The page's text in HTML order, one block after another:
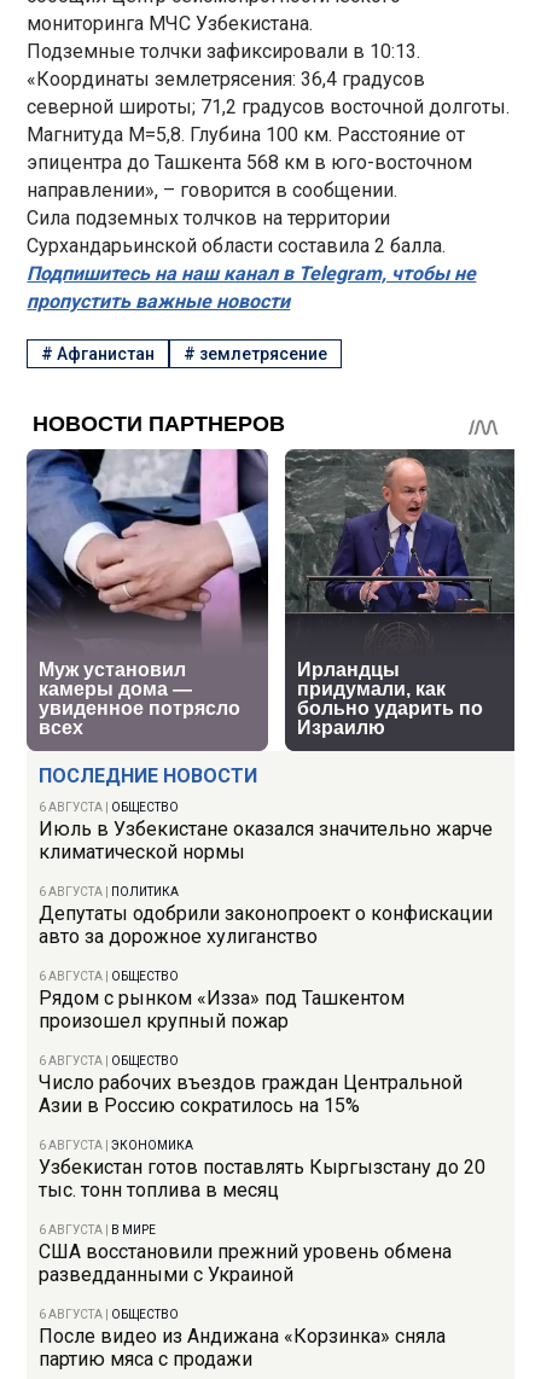
ПОСЛЕДНИЕ НОВОСТИ
6 АВГУСТА ОБЩЕСТВО
Июль в Узбекистане оказался значительно жарче
климатической нормы
6 АВГУСТА ПОЛИТИКА
Депутаты одобрили законопроект о конфискации
авто за дорожное хулиганство
6 АВГУСТА ОБЩЕСТВО
Рядом с рынком «Изза» под Ташкентом
произошел крупный пожар
6 АВГУСТА ОБЩЕСТВО
Число рабочих въездов граждан Центральной
Азии в Россию сократилось на 15%
6 АВГУСТА |ЭКОНОМИКА
Узбекистан готов поставлять Кыргызстану до 20
тыс. тонн топлива в месяц
6 АВГУСТА В МИРЕ
США восстановили прежний уровень обмена
разведданными с Украиной
6 АВГУСТА ОБЩЕСТВО
После видео из Андижана «Корзинка» сняла
партию мяса с продажи
мониторинга МЧС Узбекистана.
Подземные толчки зафиксировали в 10:13.
«Координаты землетрясения: 36,4 градусов
северной широты; 71,2 градусов восточной долготы.
Магнитуда М=5,8. Глубина 100 км. Расстояние от
эпицентра до Ташкента 568 км в юго-восточном
направлении», – говорится в сообщении.
Сила подземных толчков на территории
Сурхандарьинской области составила 2 балла.
Подпишитесь на наш канал в Telegram, чтобы не
пропустить важные новости
#Афганистан # землетрясение